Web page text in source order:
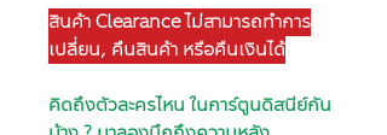
สินค้า Clearance ไม่สามารถทำการ
เปลี่ยน, คืนสินค้า หรือคืนเงินได้
คิดถึงตัวละครไหน ในการ์ตูนดิสนีย์กัน